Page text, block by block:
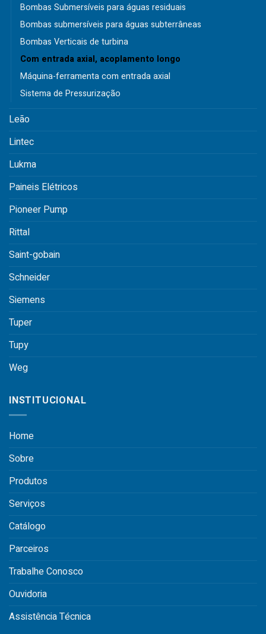
Bombas Submersíveis para águas residuais
Bombas submersíveis para águas subterrâneas
Bombas Verticais de turbina
Com entrada axial, acoplamento longo
Máquina-ferramenta com entrada axial
Sistema de Pressurização
Leão
Lintec
Lukma
Paineis Elétricos
Pioneer Pump
Rittal
Saint-gobain
Schneider
Siemens
Tuper
Tupy
Weg
INSTITUCIONAL
Home
Sobre
Produtos
Serviços
Catálogo
Parceiros
Trabalhe Conosco
Ouvidoria
Assistência Técnica